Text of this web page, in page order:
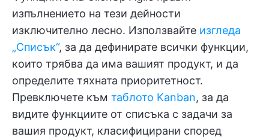
изпълнението на тези дейности
изключително лесно. Използвайте изгледа
„Списък“, за да дефинирате всички функции,
които трябва да има вашият продукт, и да
определите тяхната приоритетност.
Превключете към таблото Kanban, за да
видите функциите от списъка с задачи за
вашия продукт, класифицирани според